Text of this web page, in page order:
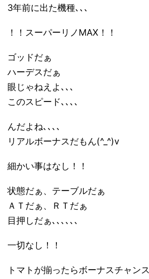
3年前に出た機種､､､
！！スーパーリノMAX！！
ゴッドだぁ
ハーデスだぁ
眼じゃねえよ､､､
このスピード､､､､
んだよね､､､､
リアルボーナスだもん(^_^)v
細かい事はなし！！
状態だぁ、テーブルだぁ
ＡＴだぁ、ＲＴだぁ
目押しだぁ､､､､､､
一切なし！！
トマトが揃ったらボーナスチャンス